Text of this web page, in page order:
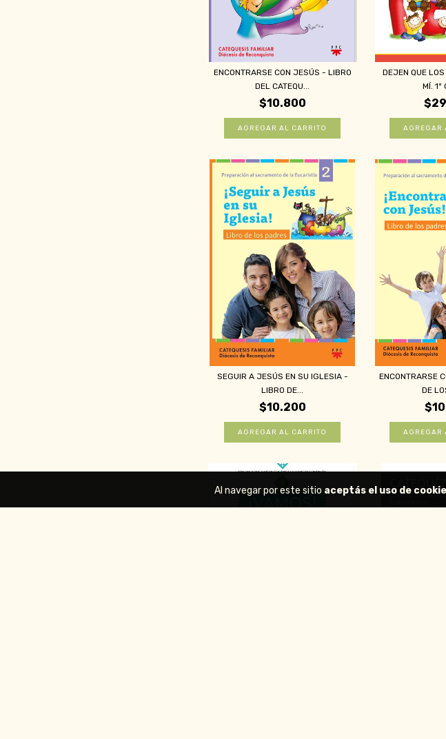
Al navegar por este sitio aceptás el uso de
ENCONTRARSE CON JESÚS - LIBRO
DEL CATEQU...
$10.800
DEJEN QUE
MÍ. 1º
SEGUIR A JESÚS EN SU IGLESIA -
LIBRO DE...
$10.200
ENCONTRARSE
DE